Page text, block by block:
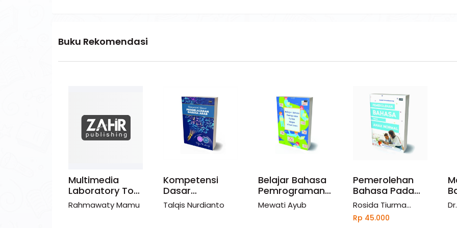
Buku Rekomendasi
Multimedia
Laboratory To
The Students’
Ability In
Rahmawaty Mamu
Kompetensi
Dasar
Pembelajaran
Bahasa Arab:
Talqis Nurdianto
Belajar Bahasa
Pemrograman
Python Dengan
Visualisasi
Mewati Ayub
Pemerolehan
Bahasa Pada
Anak Normal
Rosida Tiurma
Manurung
Rp 45.000